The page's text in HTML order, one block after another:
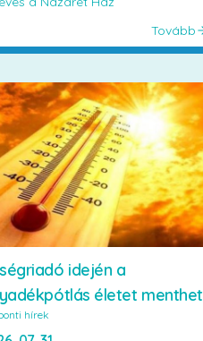
Tovább
idején a
életet menthet
hírek